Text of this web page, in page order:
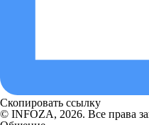
Скопировать ссылку
© INFOZA, 2026. Все права